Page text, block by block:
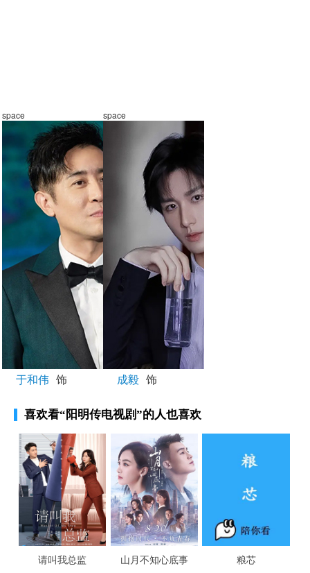
space
于和伟 饰
space
成毅 饰
喜欢看“阳明传电视剧”的人也喜欢
请叫我总监 山月不知心底事 粮芯